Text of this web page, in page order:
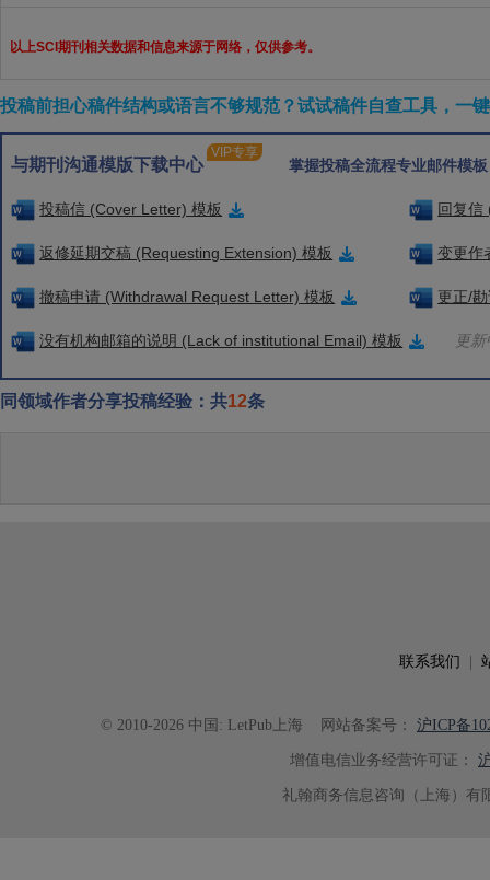
以上SCI期刊相关数据和信息来源于网络，仅供参考。
投稿前担心稿件结构或语言不够规范？试试稿件自查工具，一
与期刊沟通模版下载中心
VIP专享
掌握投稿全流程专业邮件模
投稿信 (Cover Letter) 模板 回复信
返修延期交稿 (Requesting Extension) 模板 变更作
撤稿申请 (Withdrawal Request Letter) 模板 更正/
没有机构邮箱的说明 (Lack of institutional Email) 模板 更
同领域作者分享投稿经验：共12条
联系我们
© 2010-2026 中国: LetPub上海 网站备案号： 沪ICP备
增值电信业务经营许可证：
礼翰商务信息咨询（上海）